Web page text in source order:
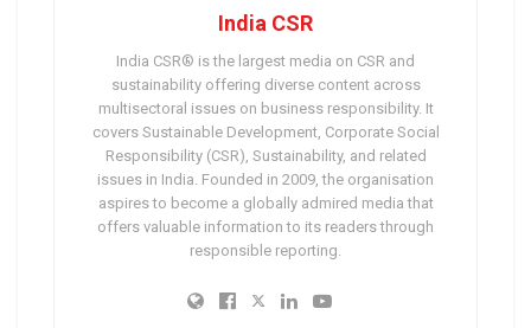
India CSR
India CSR® is the largest media on CSR and
sustainability offering diverse content across
multisectoral issues on business responsibility. It
covers Sustainable Development, Corporate Social
Responsibility (CSR), Sustainability, and related
issues in India. Founded in 2009, the organisation
aspires to become a globally admired media that
offers valuable information to its readers through
responsible reporting.